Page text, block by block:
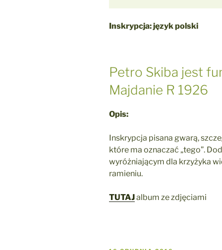
Inskrypcja: język polski
Petro Skiba jest
Majdanie R 1926
Opis:
Inskrypcja pisana gwarą,
które ma oznaczać „tego”.
wyróżniającym dla krzyżyka
ramieniu.
TUTAJalbum ze zdjęciami